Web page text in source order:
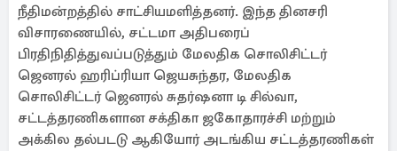
நீதிமன்றத்தில் சாட்சியமளித்தனர். இந்த தினசரி
விசாரணையில், சட்டமா அதிபரைப்
பிரதிநிதித்துவப்படுத்தும் மேலதிக சொலிசிட்டர்
ஜெனரல் ஹரிப்ரியா ஜெயசுந்தர, மேலதிக
சொலிசிட்டர் ஜெனரல் சுதர்ஷனா டி சில்வா,
சட்டத்தரணிகளான சக்திகா ஜகோதாரச்சி மற்றும்
அக்கில தல்படடு ஆகியோர் அடங்கிய சட்டத்தரணிகள்